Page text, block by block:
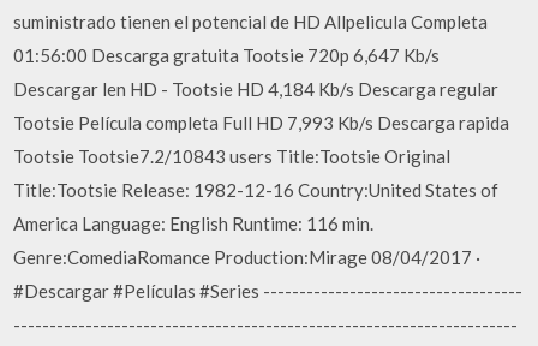
suministrado tienen el potencial de HD Allpelicula Completa
01:56:00 Descarga gratuita Tootsie 720p 6,647 Kb/s
Descargar len HD - Tootsie HD 4,184 Kb/s Descarga regular
Tootsie Película completa Full HD 7,993 Kb/s Descarga rapida
Tootsie Tootsie7.2/10843 users Title:Tootsie Original
Title:Tootsie Release: 1982-12-16 Country:United States of
America Language: English Runtime: 116 min.
Genre:ComediaRomance Production:Mirage 08/04/2017 ·
#Descargar #Películas #Series ------------------------------------
----------------------------------------------------------------------